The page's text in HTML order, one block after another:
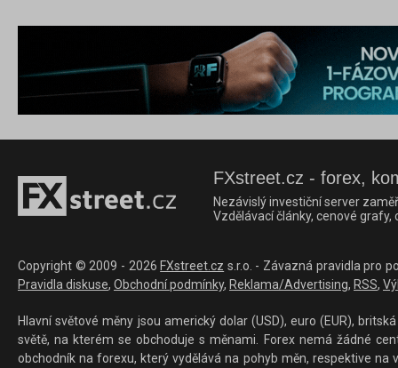
FXstreet.cz - forex,
Nezávislý investiční server
Vzdělávací články, cenové
Copyright © 2009 - 2026 FXstreet.cz s.r.o. - Závazná pravidla pro
Pravidla diskuse, Obchodní podmínky, Reklama/Advertising, RSS,
Hlavní světové měny jsou americký dolar (USD), euro (EUR),
světě, na kterém se obchoduje s měnami. Forex nemá žádné
obchodník na forexu, který vydělává na pohyb měn, respektive